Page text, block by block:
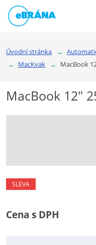
Úvodní stránka
MacKvak
MacBook
MacBook 12"
SLEVA
Cena s DPH